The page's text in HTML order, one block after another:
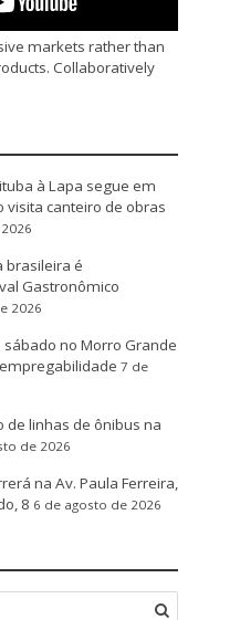
markets rather than
Collaboratively
à Lapa segue em
visita canteiro de obras
brasileira é
Gastronômico
2026
no Morro Grande
7 de
de linhas de ônibus na
de 2026
na Av. Paula Ferreira,
8 6 de agosto de 2026